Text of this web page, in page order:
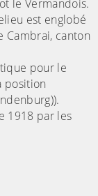
le Vermandois.
est englobé
canton
pour le
position
1918 par les